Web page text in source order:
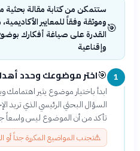
🎯
ستتمكن من كتابة مقالة بحثية
وموثقة وفقاً للمعايير
القدرة على صياغة أفكارك
وإقناعية
1
🎯اختر موضوعك وحدد
ابدأ باختيار موضوع يثير اهتمامك
السؤال البحثي الرئيسي الذي تريد
تأكد من أن الموضوع ليس واسعاً
⚠️تجنب المواضيع المكررة جداً أو